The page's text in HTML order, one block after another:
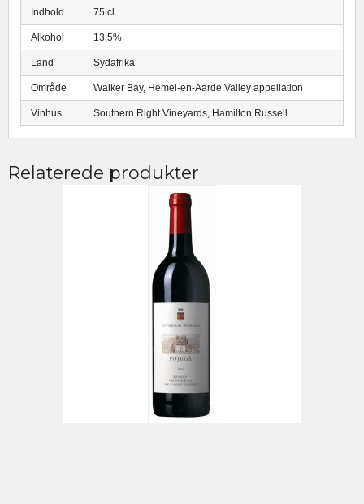
Indhold 75 cl
Alkohol 13,5%
Land Sydafrika
Område Walker Bay, Hemel-en-Aarde Valley appellation
Vinhus Southern Right Vineyards, Hamilton Russell
Relaterede produkter